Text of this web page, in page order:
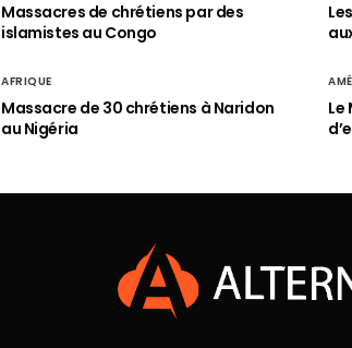
Massacres de chrétiens par des
islamistes au Congo
AFRIQUE
Massacre de 30 chrétiens à Naridon
au Nigéria
Le